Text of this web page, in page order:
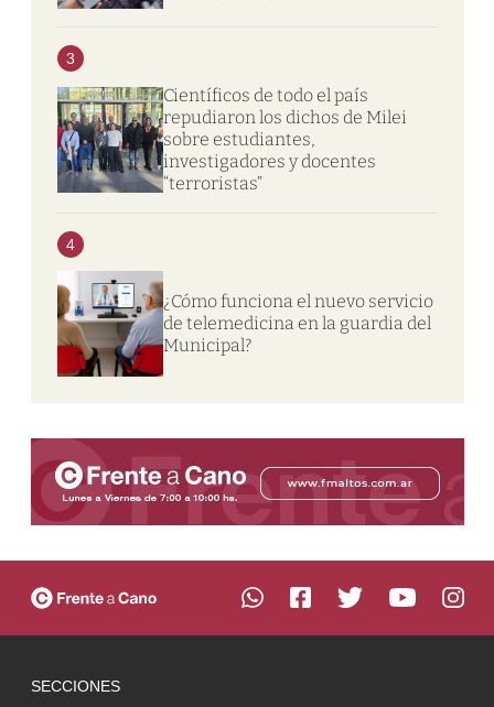
3
Científicos de todo el país
repudiaron los dichos de Milei
sobre estudiantes,
investigadores y docentes
“terroristas”
4
¿Cómo funciona el nuevo servicio
de telemedicina en la guardia del
Municipal?
SECCIONES